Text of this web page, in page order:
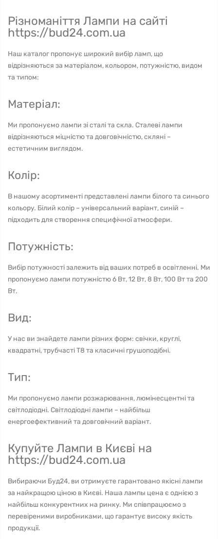
Різноманіття Лампи на сайті
https://bud24.com.ua
Наш каталог пропонує широкий вибір ламп, що
відрізняються за матеріалом, кольором, потужністю, видом
та типом:
Матеріал:
Ми пропонуємо лампи зі сталі та скла. Сталеві лампи
відрізняються міцністю та довговічністю, скляні –
естетичним виглядом.
Колір:
В нашому асортименті представлені лампи білого та синього
кольору. Білий колір – універсальний варіант, синій –
підходить для створення специфічної атмосфери.
Потужність:
Вибір потужності залежить від ваших потреб в освітленні. Ми
пропонуємо лампи потужністю 6 Вт, 12 Вт, 8 Вт, 100 Вт та 200
Вт.
Вид:
У нас ви знайдете лампи різних форм: свічки, круглі,
квадратні, трубчасті T8 та класичні грушоподібні.
Тип:
Ми пропонуємо лампи розжарювання, люмінесцентні та
світлодіодні. Світлодіодні лампи – найбільш
енергоефективний та довговічний варіант.
Купуйте Лампи в Києві на
https://bud24.com.ua
Вибираючи Буд24, ви отримуєте гарантовано якісні лампи
за найкращою ціною в Києві. Наша лампы цена є однією з
найбільш конкурентних на ринку. Ми співпрацюємо з
перевіреними виробниками, що гарантує високу якість
продукції.